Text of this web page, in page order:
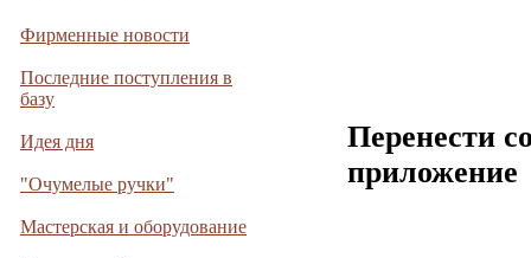
Фирменные новости
Последние поступления в
базу
Идея дня
"Очумелые ручки"
Мастерская и оборудование
Перенести
приложение